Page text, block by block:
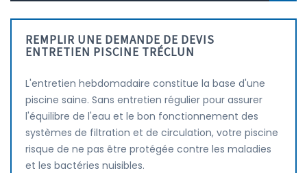
REMPLIR UNE DEMANDE DE DEVIS
ENTRETIEN PISCINE TRÉCLUN
L'entretien hebdomadaire constitue la base d'une
piscine saine. Sans entretien régulier pour assurer
l'équilibre de l'eau et le bon fonctionnement des
systèmes de filtration et de circulation, votre piscine
risque de ne pas être protégée contre les maladies
et les bactéries nuisibles.